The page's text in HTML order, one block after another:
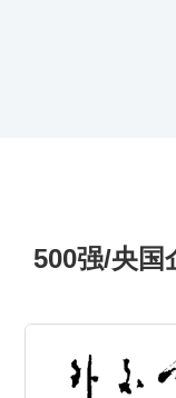
500强/央国